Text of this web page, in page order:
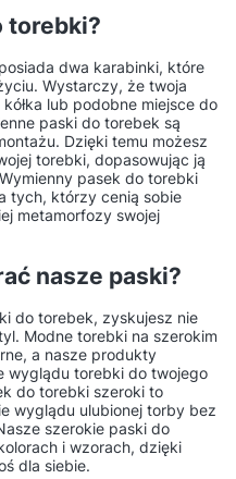
skóry są bezpieczne dla
dłoni?
Jakie kosmetyki są
polecane do renowacji
starej skóry?
Jak dobrać szerokość
Jak ciąć taśmę nośną, żeby
się nie strzępiła?
Czy taśma sublimacyjna
torebki?
dwa karabinki, które
Wystarczy, że twoja
lub podobne miejsce do
paski do torebek są
Dzięki temu możesz
torebki, dopasowując ją
pasek do torebki
tych, którzy cenią sobie
metamorfozy swojej
nasze paski?
do torebek, zyskujesz nie
Modne torebki na szerokim
a nasze produkty
wyglądu torebki do twojego
do torebki szeroki to
wyglądu ulubionej torby bez
szerokie paski do
i wzorach, dzięki
dla siebie.